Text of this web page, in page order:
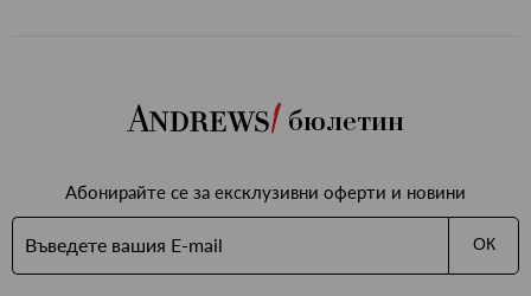
бюлетин
Абонирайте се за ексклузивни оферти и новини
ОК